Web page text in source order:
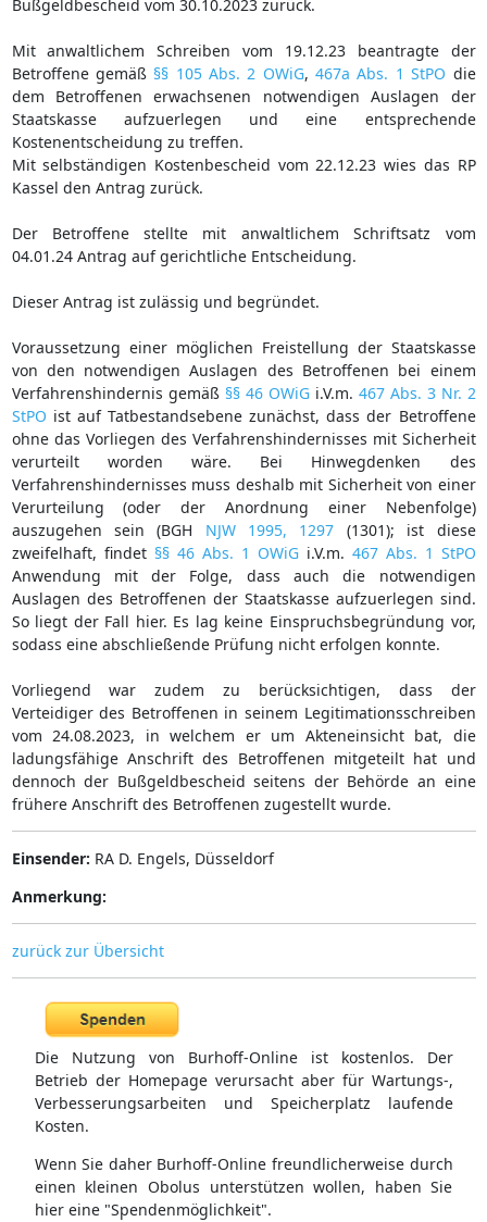
Bußgeldbescheid vom 30.10.2023 zurück.
Mit anwaltlichem Schreiben vom 19.12.23 beantragte der
Betroffene gemäß §§ 105 Abs. 2 OWiG,467a Abs. 1 StPO die
dem Betroffenen erwachsenen notwendigen Auslagen der
Staatskasse aufzuerlegen und eine entsprechende
Kostenentscheidung zu treffen.
Mit selbständigen Kostenbescheid vom 22.12.23 wies das RP
Kassel den Antrag zurück.
Der Betroffene stellte mit anwaltlichem Schriftsatz vom
04.01.24 Antrag auf gerichtliche Entscheidung.
Dieser Antrag ist zulässig und begründet.
Voraussetzung einer möglichen Freistellung der Staatskasse
von den notwendigen Auslagen des Betroffenen bei einem
Verfahrenshindernis gemäß §§ 46 OWiGi.V.m. 467 Abs. 3 Nr. 2
StPO ist auf Tatbestandsebene zunächst, dass der Betroffene
ohne das Vorliegen des Verfahrenshindernisses mit Sicherheit
verurteilt worden wäre. Bei Hinwegdenken des
Verfahrenshindernisses muss deshalb mit Sicherheit von einer
Verurteilung (oder der Anordnung einer Nebenfolge)
auszugehen sein (BGH NJW 1995, 1297 (1301); ist diese
zweifelhaft, findet §§ 46 Abs. 1 OWiGi.V.m. 467 Abs. 1 StPO
Anwendung mit der Folge, dass auch die notwendigen
Auslagen des Betroffenen der Staatskasse aufzuerlegen sind.
So liegt der Fall hier. Es lag keine Einspruchsbegründung vor,
sodass eine abschließende Prüfung nicht erfolgen konnte.
Vorliegend war zudem zu berücksichtigen, dass der
Verteidiger des Betroffenen in seinem Legitimationsschreiben
vom 24.08.2023, in welchem er um Akteneinsicht bat, die
ladungsfähige Anschrift des Betroffenen mitgeteilt hat und
dennoch der Bußgeldbescheid seitens der Behörde an eine
frühere Anschrift des Betroffenen zugestellt wurde.
Einsender: RA D. Engels, Düsseldorf
Anmerkung:
zurück zur Übersicht
Die Nutzung von Burhoff-Online ist kostenlos. Der
Betrieb der Homepage verursacht aber für Wartungs-,
Verbesserungsarbeiten und Speicherplatz laufende
Kosten.
Wenn Sie daher Burhoff-Online freundlicherweise durch
einen kleinen Obolus unterstützen wollen, haben Sie
hier eine "Spendenmöglichkeit".